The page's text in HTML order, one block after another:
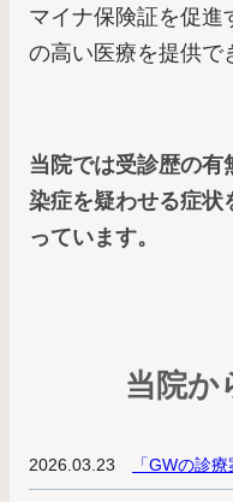
マイナ保険証を促進
の高い医療を提供で
当院では受診歴の有
染症を疑わせる症状
っています。
当院か
2026.03.23 「GWの診